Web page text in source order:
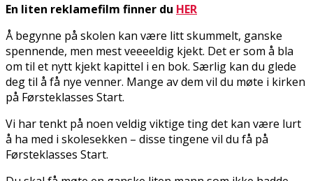
En liten reklamefilm finner du HER
Å begynne på skolen kan være litt skummelt, ganske
spennende, men mest veeeeldig kjekt. Det er som å bla
om til et nytt kjekt kapittel i en bok. Særlig kan du glede
deg til å få nye venner. Mange av dem vil du møte i kirken
på Førsteklasses Start.
Vi har tenkt på noen veldig viktige ting det kan være lurt
å ha med i skolesekken – disse tingene vil du få på
Førsteklasses Start.